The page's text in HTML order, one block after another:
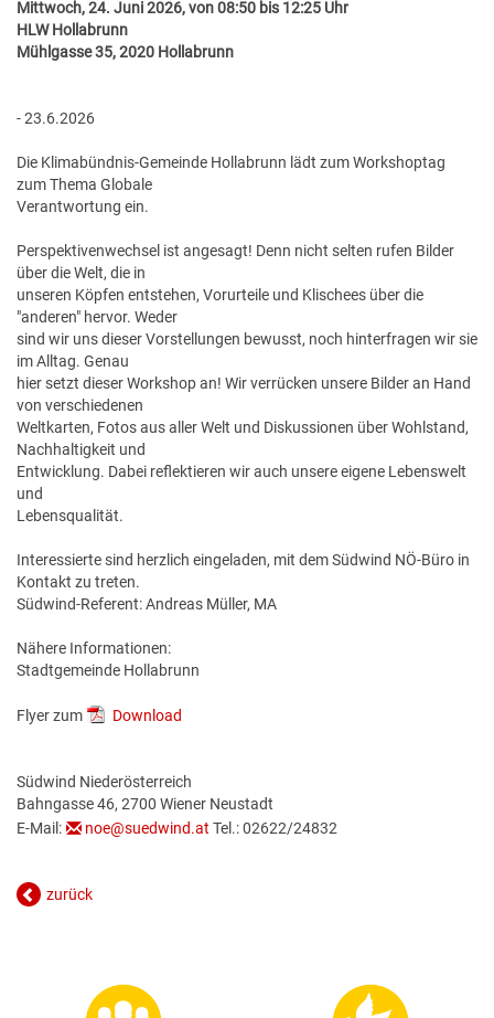
ANSPRECHPARTNER
GESUNDE GEMEINDE
Mittwoch, 24. Juni 2026, von 08:50 bis 12:25 Uhr
HLW Hollabrunn
Mühlgasse 35, 2020 Hollabrunn
- 23.6.2026
Die Klimabündnis-Gemeinde Hollabrunn lädt zum Workshoptag
zum Thema Globale
Verantwortung ein.
Perspektivenwechsel ist angesagt! Denn nicht selten rufen Bilder
über die Welt, die in
unseren Köpfen entstehen, Vorurteile und Klischees über die
"anderen" hervor. Weder
sind wir uns dieser Vorstellungen bewusst, noch hinterfragen wir sie
im Alltag. Genau
hier setzt dieser Workshop an! Wir verrücken unsere Bilder an Hand
von verschiedenen
Weltkarten, Fotos aus aller Welt und Diskussionen über Wohlstand,
Nachhaltigkeit und
Entwicklung. Dabei reflektieren wir auch unsere eigene Lebenswelt
und
Lebensqualität.
Interessierte sind herzlich eingeladen, mit dem Südwind NÖ-Büro in
Kontakt zu treten.
Südwind-Referent: Andreas Müller, MA
Nähere Informationen:
Stadtgemeinde Hollabrunn
Flyer zum Download
Südwind Niederösterreich
Bahngasse 46, 2700 Wiener Neustadt
E-Mail:
noe@suedwind.at Tel.: 02622/24832
zurück